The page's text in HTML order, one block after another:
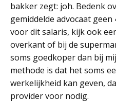
bakker zegt: joh. Bedenk
gemiddelde advocaat
voor dit salaris, kijk ook
overkant of bij de
soms goedkoper dan bij
methode is dat het soms
werkelijkheid kan geven,
provider voor nodig.